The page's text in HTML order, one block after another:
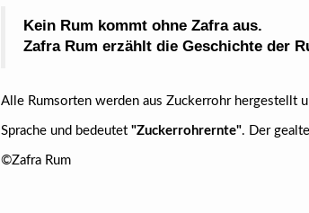
Kein Rum kommt ohne Zafra aus.
Zafra Rum erzählt die Geschichte der
Alle Rumsorten werden aus Zuckerrohr hergestellt
Sprache und bedeutet "Zuckerrohrernte". Der
©Zafra Rum